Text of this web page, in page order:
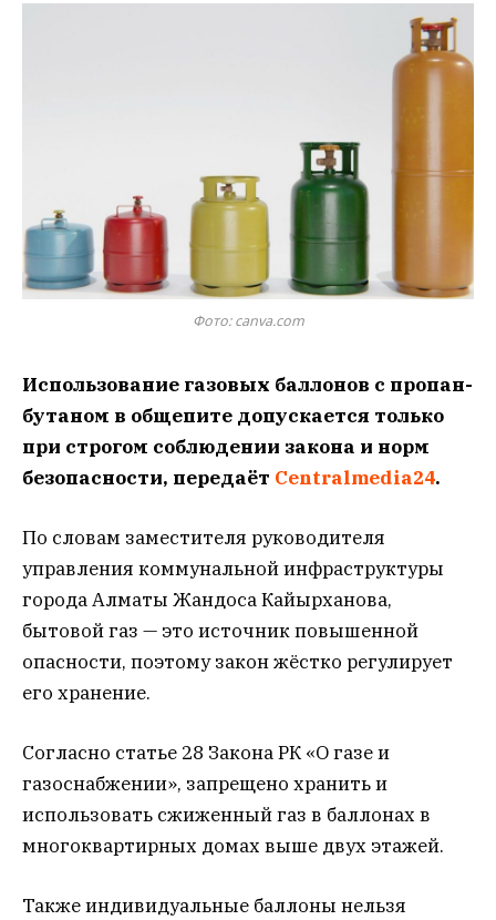
Фото: canva.com
Использование газовых баллонов с пропан-
бутаном в общепите допускается только
при строгом соблюдении закона и норм
безопасности, передаёт Centralmedia24.
По словам заместителя руководителя
управления коммунальной инфраструктуры
города Алматы Жандоса Кайырханова,
бытовой газ — это источник повышенной
опасности, поэтому закон жёстко регулирует
его хранение.
Согласно статье 28 Закона РК «О газе и
газоснабжении», запрещено хранить и
использовать сжиженный газ в баллонах в
многоквартирных домах выше двух этажей.
Также индивидуальные баллоны нельзя